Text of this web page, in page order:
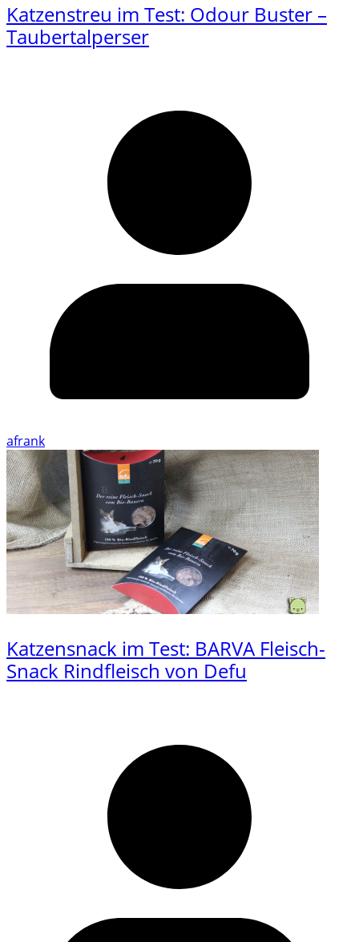
Katzenstreu im Test: Odour Buster –
Taubertalperser
afrank
Katzensnack im Test: BARVA Fleisch-
Snack Rindfleisch von Defu